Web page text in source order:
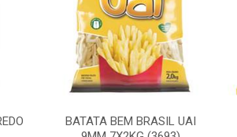
BATATA BEM BRASIL UAI